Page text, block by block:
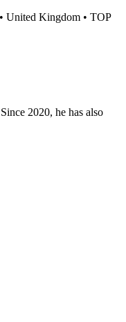
United Kingdom • TOP
2020, he has also